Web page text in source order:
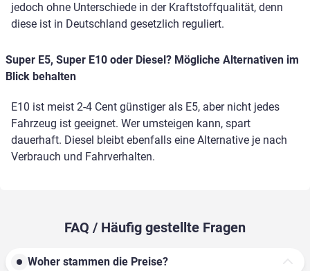
jedoch ohne Unterschiede in der Kraftstoffqualität, denn
diese ist in Deutschland gesetzlich reguliert.
Super E5, Super E10 oder Diesel? Mögliche Alternativen im
Blick behalten
E10 ist meist 2-4 Cent günstiger als E5, aber nicht jedes
Fahrzeug ist geeignet. Wer umsteigen kann, spart
dauerhaft. Diesel bleibt ebenfalls eine Alternative je nach
Verbrauch und Fahrverhalten.
FAQ / Häufig gestellte Fragen
Woher stammen die Preise?